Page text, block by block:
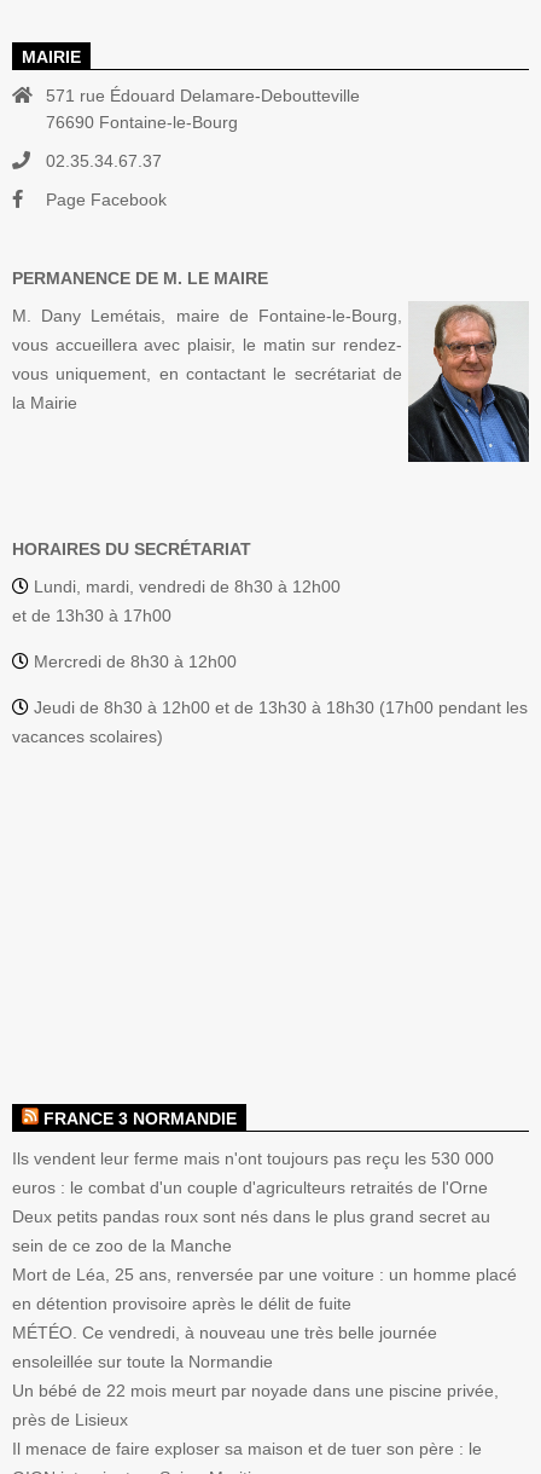
MAIRIE
571 rue Édouard Delamare-Deboutteville
76690 Fontaine-le-Bourg
02.35.34.67.37
Page Facebook
PERMANENCE DE M. LE MAIRE
M. Dany Lemétais, maire de Fontaine-le-Bourg,
vous accueillera avec plaisir, le matin sur rendez-
vous uniquement, en contactant le secrétariat de
la Mairie
HORAIRES DU SECRÉTARIAT
Lundi, mardi, vendredi de 8h30 à 12h00
et de 13h30 à 17h00
Mercredi de 8h30 à 12h00
Jeudi de 8h30 à 12h00 et de 13h30 à 18h30 (17h00 pendant les
vacances scolaires)
FRANCE 3 NORMANDIE
Ils vendent leur ferme mais n'ont toujours pas reçu les 530 000
euros : le combat d'un couple d'agriculteurs retraités de l'Orne
Deux petits pandas roux sont nés dans le plus grand secret au
sein de ce zoo de la Manche
Mort de Léa, 25 ans, renversée par une voiture : un homme placé
en détention provisoire après le délit de fuite
MÉTÉO. Ce vendredi, à nouveau une très belle journée
ensoleillée sur toute la Normandie
Un bébé de 22 mois meurt par noyade dans une piscine privée,
près de Lisieux
Il menace de faire exploser sa maison et de tuer son père : le